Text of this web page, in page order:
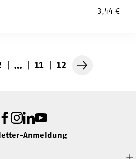
3,44€
… 11 12
Nächste
Facebook
Instagram
LinkedIn
Youtube
Anmeldung